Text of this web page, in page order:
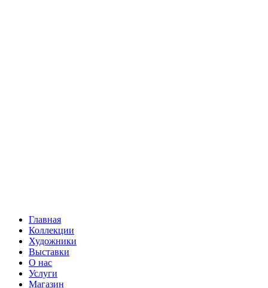
Главная
Коллекции
Художники
Выставки
О нас
Услуги
Магазин